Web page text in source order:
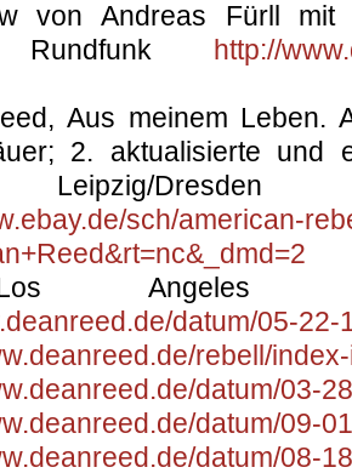
von Andreas Fürll mit
Rundfunk
http://
Aus meinem Leben.
2. aktualisierte und
Leipzig/
sch/american-
Angeles
datum/05-22-
rebell/
datum/03-
datum/09-
datum/08-